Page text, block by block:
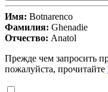
Имя: Botnarenco
Фамилия: Ghenadie
Отчество: Anatol
Прежде чем запросить
пожалуйста, прочитайте